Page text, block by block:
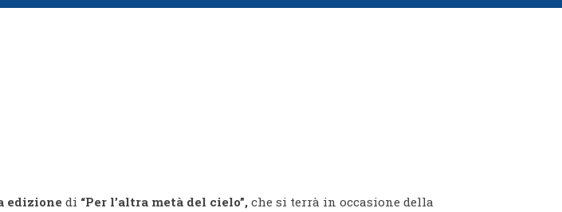
edizione di “Per l’altra metà del cielo”, che si terrà in occasione della